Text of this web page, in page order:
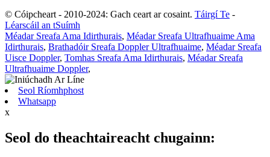
© Cóipcheart - 2010-2024: Gach ceart ar cosaint. Táirgí Te -
Léarscáil an tSuímh
Méadar Sreafa Ama Idirthurais, Méadar Sreafa Ultrafhuaime Ama
Idirthurais, Brathadóir Sreafa Doppler Ultrafhuaime, Méadar Sreafa
Uisce Doppler, Tomhas Sreafa Ama Idirthurais, Méadar Sreafa
Ultrafhuaime Doppler,
Seol Ríomhphost
Whatsapp
x
Seol do theachtaireacht chugainn: